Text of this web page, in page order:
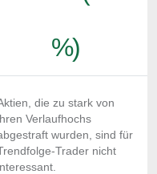
%)
die zu stark von
Verlaufhochs
wurden, sind für
Trader nicht